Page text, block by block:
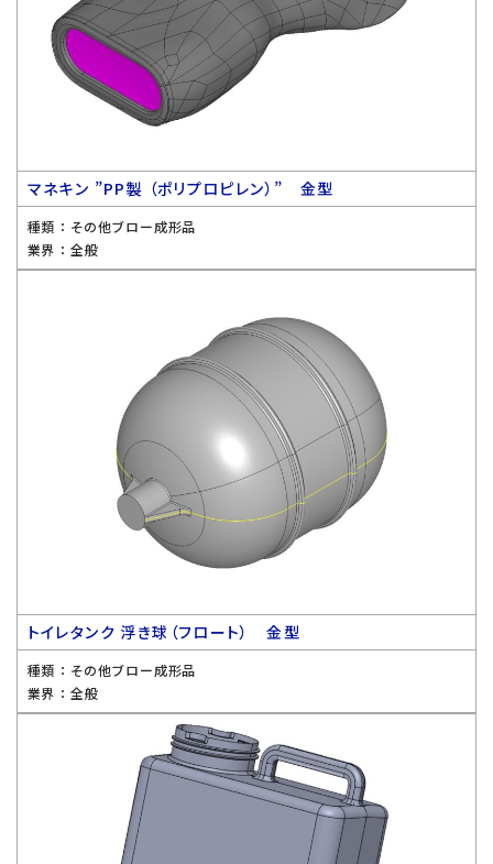
マネキン ”PP製 （ポリプロピレン）” 金型
種類 ： その他ブロー成形品
業界 ： 全般
トイレタンク 浮き球（フロート） 金型
種類 ： その他ブロー成形品
業界 ： 全般